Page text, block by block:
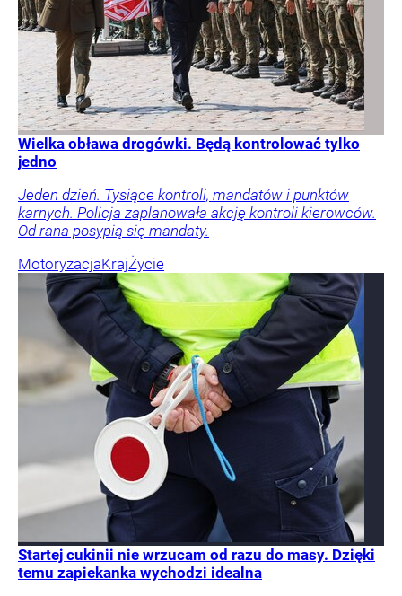
Wielka obława drogówki. Będą kontrolować tylko
jedno
Jeden dzień. Tysiące kontroli, mandatów i punktów
karnych. Policja zaplanowała akcję kontroli kierowców.
Od rana posypią się mandaty.
MotoryzacjaKrajŻycie
Startej cukinii nie wrzucam od razu do masy. Dzięki
temu zapiekanka wychodzi idealna